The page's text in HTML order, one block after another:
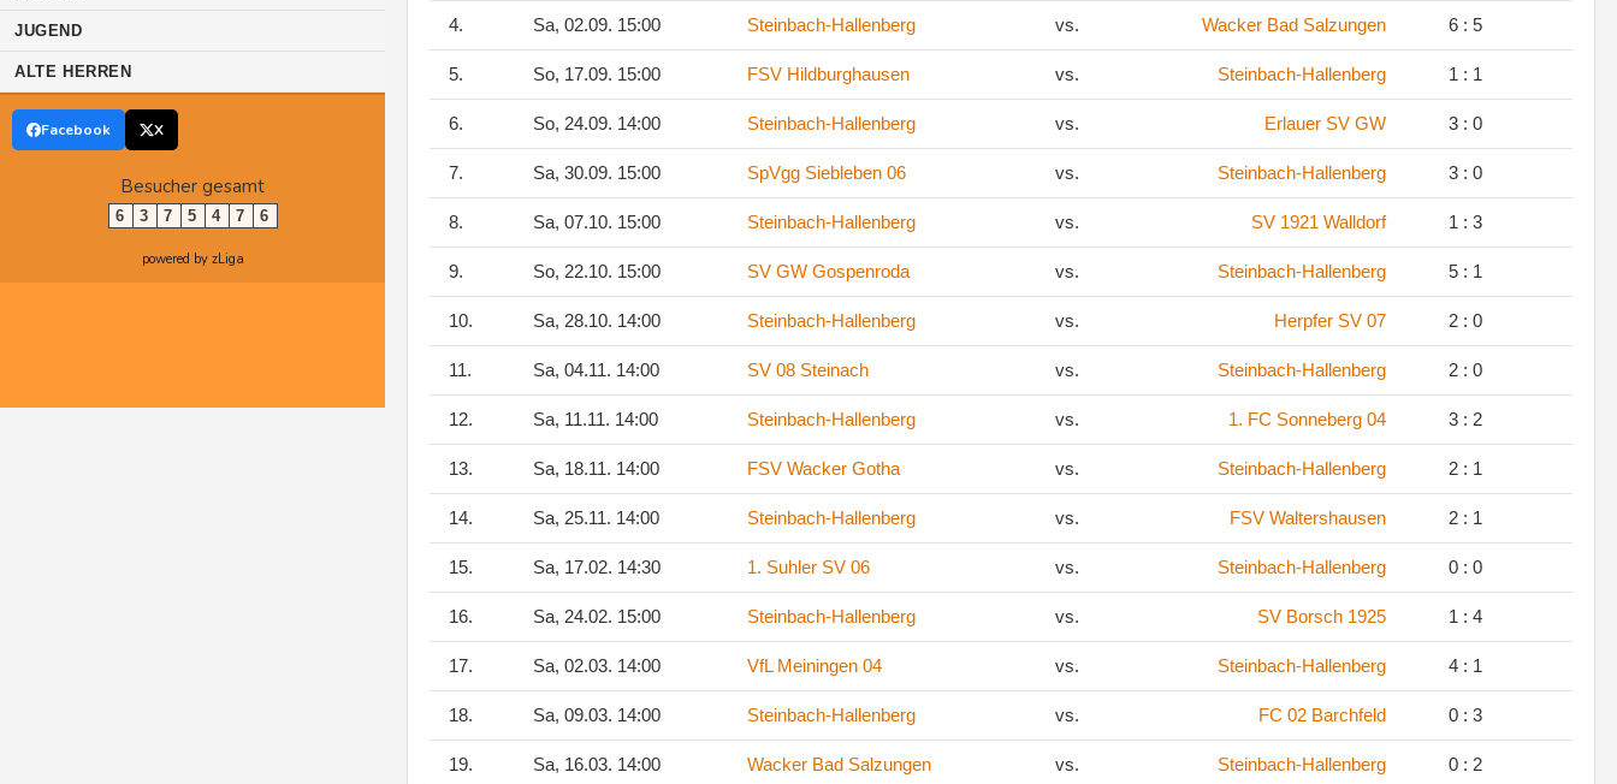
JUGEND
ALTE HERREN
Facebook X
Besucher gesamt
6 3 7 5 4 7 6
powered by zLiga
4. Sa, 02.09. 15:00 Steinbach-Hallenberg vs. Wacker Bad Salzungen 6 : 5
5. So, 17.09. 15:00 FSV Hildburghausen vs. Steinbach-Hallenberg 1 : 1
6. So, 24.09. 14:00 Steinbach-Hallenberg vs. Erlauer SV GW 3 : 0
7. Sa, 30.09. 15:00 SpVgg Siebleben 06 vs. Steinbach-Hallenberg 3 : 0
8. Sa, 07.10. 15:00 Steinbach-Hallenberg vs. SV 1921 Walldorf 1 : 3
9. So, 22.10. 15:00 SV GW Gospenroda vs. Steinbach-Hallenberg 5 : 1
10. Sa, 28.10. 14:00 Steinbach-Hallenberg vs. Herpfer SV 07 2 : 0
11. Sa, 04.11. 14:00 SV 08 Steinach vs. Steinbach-Hallenberg 2 : 0
12. Sa, 11.11. 14:00 Steinbach-Hallenberg vs. 1. FC Sonneberg 04 3 : 2
13. Sa, 18.11. 14:00 FSV Wacker Gotha vs. Steinbach-Hallenberg 2 : 1
14. Sa, 25.11. 14:00 Steinbach-Hallenberg vs. FSV Waltershausen 2 : 1
15. Sa, 17.02. 14:30 1. Suhler SV 06 vs. Steinbach-Hallenberg 0 : 0
16. Sa, 24.02. 15:00 Steinbach-Hallenberg vs. SV Borsch 1925 1 : 4
17. Sa, 02.03. 14:00 VfL Meiningen 04 vs. Steinbach-Hallenberg 4 : 1
18. Sa, 09.03. 14:00 Steinbach-Hallenberg vs. FC 02 Barchfeld 0 : 3
19. Sa, 16.03. 14:00 Wacker Bad Salzungen vs. Steinbach-Hallenberg 0 : 2